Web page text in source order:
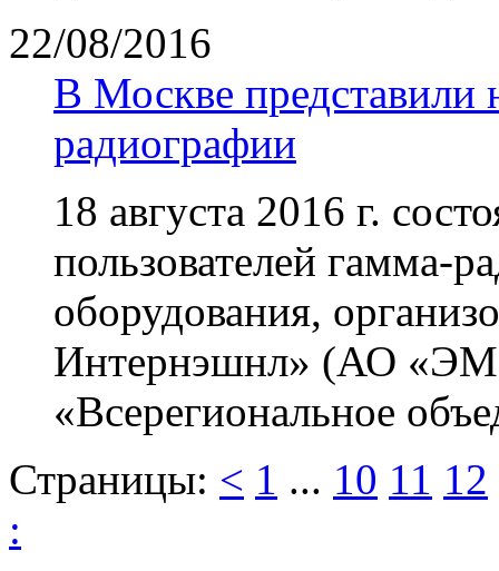
22/08/2016
В Москве представили
радиографии
18 августа 2016 г.
пользователей гамма-
оборудования,
Интернэшнл» (АО
«Всерегиональное
Страницы: < 1 ... 10 11 12
: